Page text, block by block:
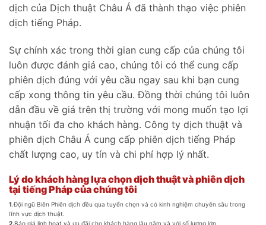
dịch của Dịch thuật Châu Á đã thành thạo việc phiên
dịch tiếng Pháp.
Sự chính xác trong thời gian cung cấp của chúng tôi
luôn được đánh giá cao, chúng tôi có thể cung cấp
phiên dịch đúng với yêu cầu ngay sau khi bạn cung
cấp xong thông tin yêu cầu. Đồng thời chúng tôi luôn
dẫn đầu về giá trên thị trường với mong muốn tạo lợi
nhuận tối đa cho khách hàng. Công ty dịch thuật và
phiên dịch Châu Á cung cấp phiên dịch tiếng Pháp
chất lượng cao, uy tín và chi phí hợp lý nhất.
Lý do khách hàng lựa chọn dịch thuật và phiên dịch
tại tiếng Pháp của chúng tôi
1 .Đội ngũ Biên Phiên dịch đều qua tuyển chọn và có kinh nghiệm chuyên sâu trong
lĩnh vực dịch thuật.
2.Báo giá linh hoạt và ưu đãi cho khách hàng lâu năm và với số lượng lớn